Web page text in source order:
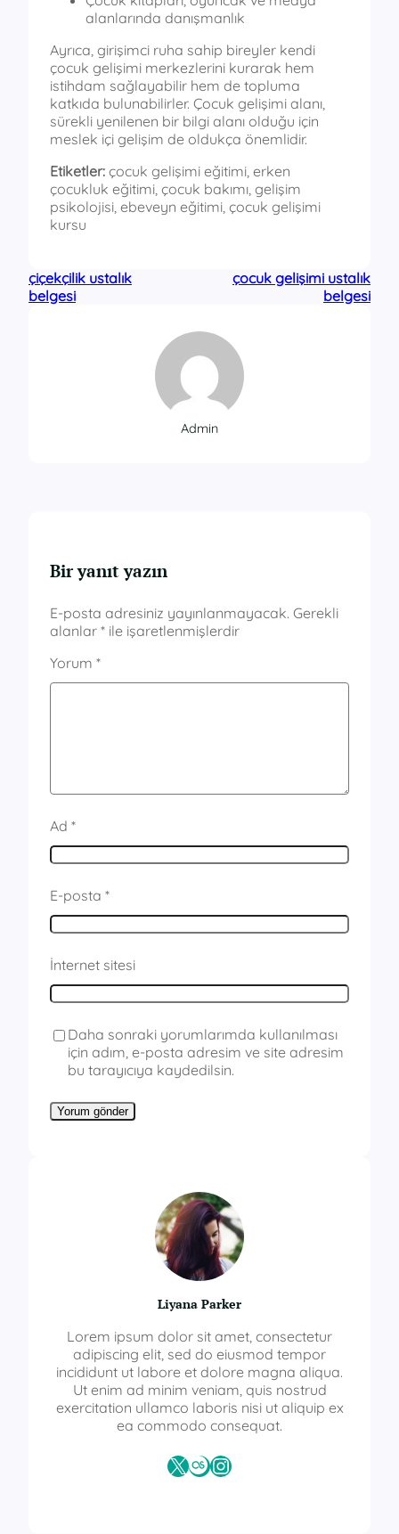
alanlarında danışmanlık
Ayrıca, girişimci ruha sahip bireyler kendi
çocuk gelişimi merkezlerini kurarak hem
istihdam sağlayabilir hem de topluma
katkıda bulunabilirler. Çocuk gelişimi alanı,
sürekli yenilenen bir bilgi alanı olduğu için
meslek içi gelişim de oldukça önemlidir.
Etiketler: çocuk gelişimi eğitimi, erken
çocukluk eğitimi, çocuk bakımı, gelişim
psikolojisi, ebeveyn eğitimi, çocuk gelişimi
kursu
çiçekçilik ustalık
belgesi
çocuk gelişimi ustalık
belgesi
Admin
Bir yanıt yazın
E-posta adresiniz yayınlanmayacak. Gerekli
alanlar * ile işaretlenmişlerdir
Yorum *
Ad *
E-posta *
İnternet sitesi
Daha sonraki yorumlarımda kullanılması
için adım, e-posta adresim ve site adresim
bu tarayıcıya kaydedilsin.
Liyana Parker
Lorem ipsum dolor sit amet, consectetur
adipiscing elit, sed do eiusmod tempor
incididunt ut labore et dolore magna aliqua.
Ut enim ad minim veniam, quis nostrud
exercitation ullamco laboris nisi ut aliquip ex
ea commodo consequat.
X Last.fmInstagram